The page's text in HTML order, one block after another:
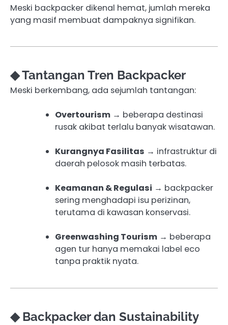
Meski backpacker dikenal hemat, jumlah mereka
yang masif membuat dampaknya signifikan.
◆ Tantangan Tren Backpacker
Meski berkembang, ada sejumlah tantangan:
Overtourism → beberapa destinasi
rusak akibat terlalu banyak wisatawan.
Kurangnya Fasilitas → infrastruktur di
daerah pelosok masih terbatas.
Keamanan & Regulasi → backpacker
sering menghadapi isu perizinan,
terutama di kawasan konservasi.
Greenwashing Tourism → beberapa
agen tur hanya memakai label eco
tanpa praktik nyata.
◆ Backpacker dan Sustainability